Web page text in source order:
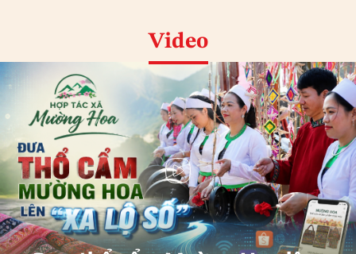
Video